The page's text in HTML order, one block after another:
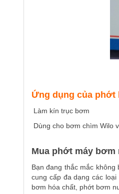
Ứng dụng của phớt
Làm kín trục bơm
Dùng cho bơm chìm Wilo
Mua phớt máy
Bạn đang thắc mắc
cung cấp đa dạng các
bơm hóa chất, phớt bơm